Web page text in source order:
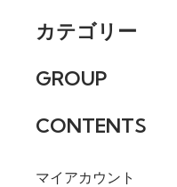
カテゴリー
GROUP
CONTENTS
マイアカウント